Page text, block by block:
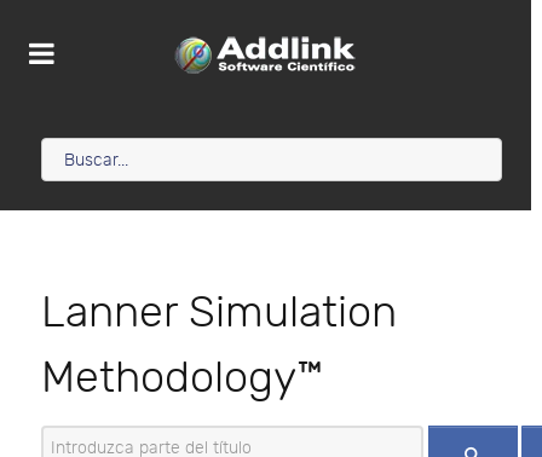
Lanner Simulation
Methodology™
Introduzca parte del título